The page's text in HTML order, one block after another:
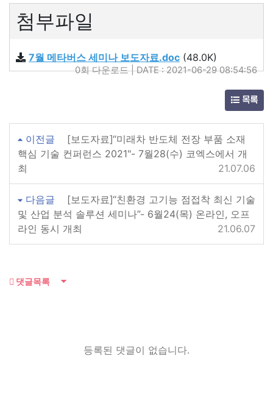
첨부파일
7월 메타버스 세미나 보도자료.doc (48.0K)
0회 다운로드 | DATE : 2021-06-29 08:54:56
목록
이전글
[보도자료]“미래차 반도체 전장 부품 소재
핵심 기술 컨퍼런스 2021"- 7월28(수) 코엑스에서 개
최
21.07.06
다음글
[보도자료]“친환경 고기능 점접착 최신 기술
및 산업 분석 솔루션 세미나”- 6월24(목) 온라인, 오프
라인 동시 개최
21.06.07
댓글목록
등록된 댓글이 없습니다.